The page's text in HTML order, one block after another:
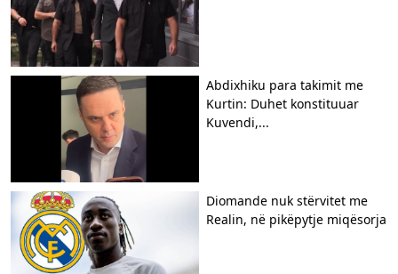
Abdixhiku para takimit me
Kurtin: Duhet konstituuar
Kuvendi,...
​Diomande nuk stërvitet me
Realin, në pikëpytje miqësorja